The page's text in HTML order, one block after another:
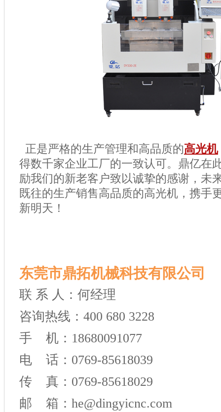
正是严格的生产管理和高品质的高光机
得数千家企业工厂的一致认可。鼎亿在
励我们的新老客户致以诚挚的感谢，未
既往的生产销售高品质的高光机，携手
新明天！
东莞市鼎拓机械科技有限公司
联 系 人：何经理
咨询热线：400 680 3228
手 机：18680091077
电 话：0769-85618039
传 真：0769-85618029
邮 箱：he@dingyicnc.com